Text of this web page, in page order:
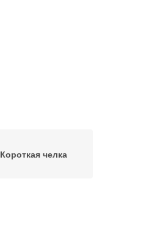
Короткая челка